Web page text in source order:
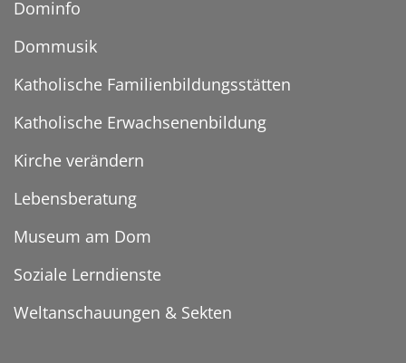
Dominfo
Dommusik
Katholische Familienbildungsstätten
Katholische Erwachsenenbildung
Kirche verändern
Lebensberatung
Museum am Dom
Soziale Lerndienste
Weltanschauungen & Sekten